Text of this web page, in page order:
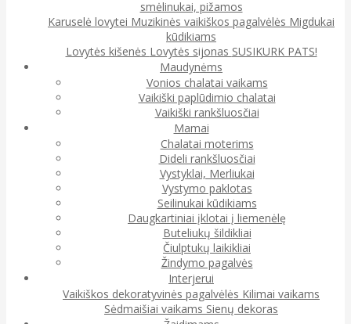
smėlinukai, pižamos
Karuselė lovytei Muzikinės vaikiškos pagalvėlės Migdukai
kūdikiams
Lovytės kišenės Lovytės sijonas SUSIKURK PATS!
Maudynėms
Vonios chalatai vaikams
Vaikiški paplūdimio chalatai
Vaikiški rankšluosčiai
Mamai
Chalatai moterims
Dideli rankšluosčiai
Vystyklai, Merliukai
Vystymo paklotas
Seilinukai kūdikiams
Daugkartiniai įklotai į liemenėlę
Buteliukų šildikliai
Čiulptukų laikikliai
Žindymo pagalvės
Interjerui
Vaikiškos dekoratyvinės pagalvėlės Kilimai vaikams
Sėdmaišiai vaikams Sienų dekoras